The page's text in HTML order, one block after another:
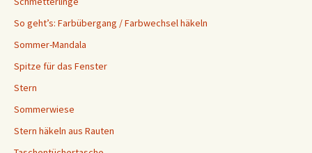
So geht’s: Farbübergang / Farbwechsel häkeln
Sommer-Mandala
Spitze für das Fenster
Stern
Sommerwiese
Stern häkeln aus Rauten